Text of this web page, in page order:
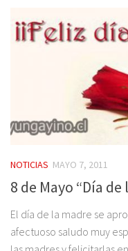
NOTICIAS MAYO 7, 2011
8 de Mayo “Día de
El día de la madre se
afectuoso saludo muy